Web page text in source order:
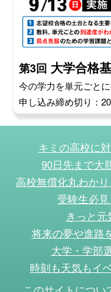
第3回 大学合格
今の学力を単元ごと
申し込み締め切り：
キミの高校に
90日先まで大
高校無償化丸わか
受験生必
きっと
将来の夢や進路
大学・学部
時刻も天気もイ